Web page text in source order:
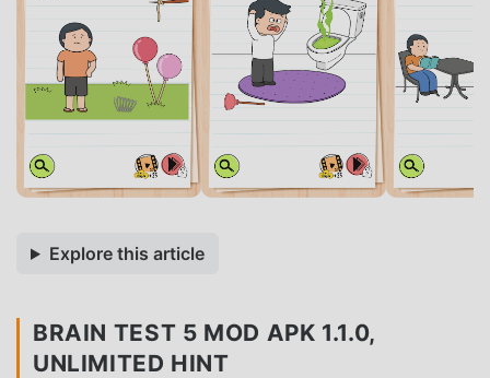
Explore this article
BRAIN TEST 5 MOD APK 1.1.0,
UNLIMITED HINT